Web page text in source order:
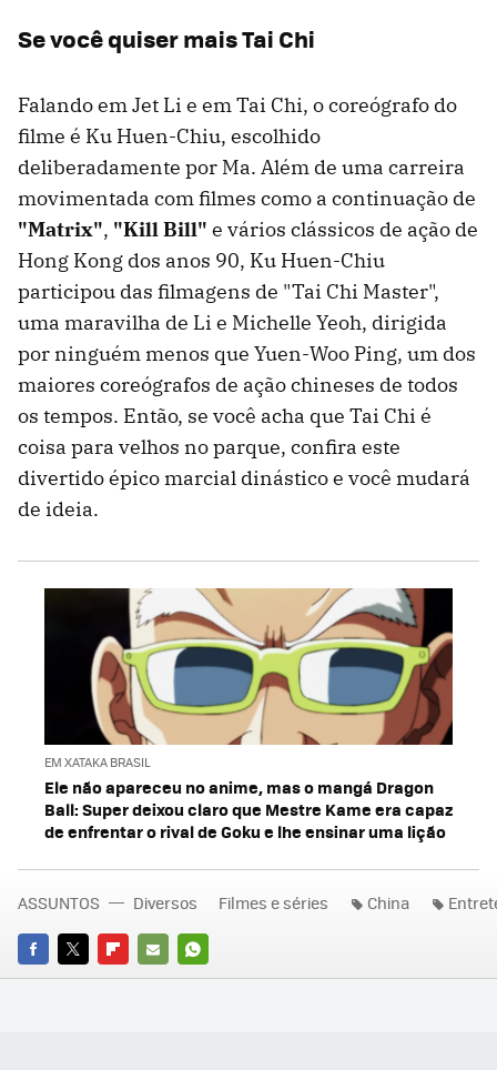
Se você quiser mais Tai Chi
Falando em Jet Li e em Tai Chi, o coreógrafo do
filme é Ku Huen-Chiu, escolhido
deliberadamente por Ma. Além de uma carreira
movimentada com filmes como a continuação de
"Matrix", "Kill Bill" e vários clássicos de ação de
Hong Kong dos anos 90, Ku Huen-Chiu
participou das filmagens de "Tai Chi Master",
uma maravilha de Li e Michelle Yeoh, dirigida
por ninguém menos que Yuen-Woo Ping, um dos
maiores coreógrafos de ação chineses de todos
os tempos. Então, se você acha que Tai Chi é
coisa para velhos no parque, confira este
divertido épico marcial dinástico e você mudará
de ideia.
EM XATAKA BRASIL
Ele não apareceu no anime, mas o mangá Dragon
Ball: Super deixou claro que Mestre Kame era capaz
de enfrentar o rival de Goku e lhe ensinar uma lição
FACEBOOK
TWITTERFLIPBOARD
E-
WHATSAPP
ASSUNTOS Diversos Filmes e séries China